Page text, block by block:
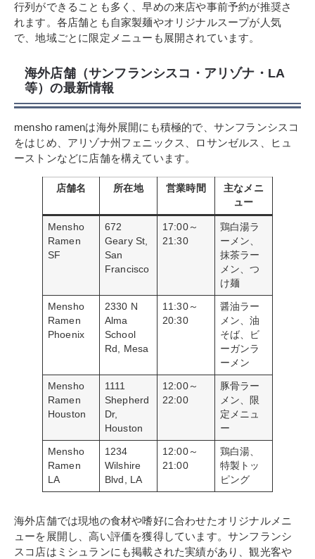
行列ができることも多く、早めの来店や事前予約が推奨さ
れます。各店舗とも自家製麺やオリジナルスープが人気
で、地域ごとに限定メニューも展開されています。
海外店舗（サンフランシスコ・アリゾナ・LA
等）の最新情報
mensho ramenは海外展開にも積極的で、サンフランシスコ
をはじめ、アリゾナ州フェニックス、ロサンゼルス、ヒュ
ーストンなどに店舗を構えています。
店舗名 所在地 営業時間
主なメニ
ュー
Mensho
Ramen
SF
672
Geary St,
San
Francisco
17:00～
21:30
鶏白湯ラ
ーメン、
抹茶ラー
メン、つ
け麺
Mensho
Ramen
Phoenix
2330 N
Alma
School
Rd, Mesa
11:30～
20:30
醤油ラー
メン、油
そば、ビ
ーガンラ
ーメン
Mensho
Ramen
Houston
1111
Shepherd
Dr,
Houston
12:00～
22:00
豚骨ラー
メン、限
定メニュ
ー
Mensho
Ramen
LA
1234
Wilshire
Blvd, LA
12:00～
21:00
鶏白湯、
特製トッ
ピング
海外店舗では現地の食材や嗜好に合わせたオリジナルメニ
ューを展開し、高い評価を獲得しています。サンフランシ
スコ店はミシュランにも掲載された実績があり、観光客や